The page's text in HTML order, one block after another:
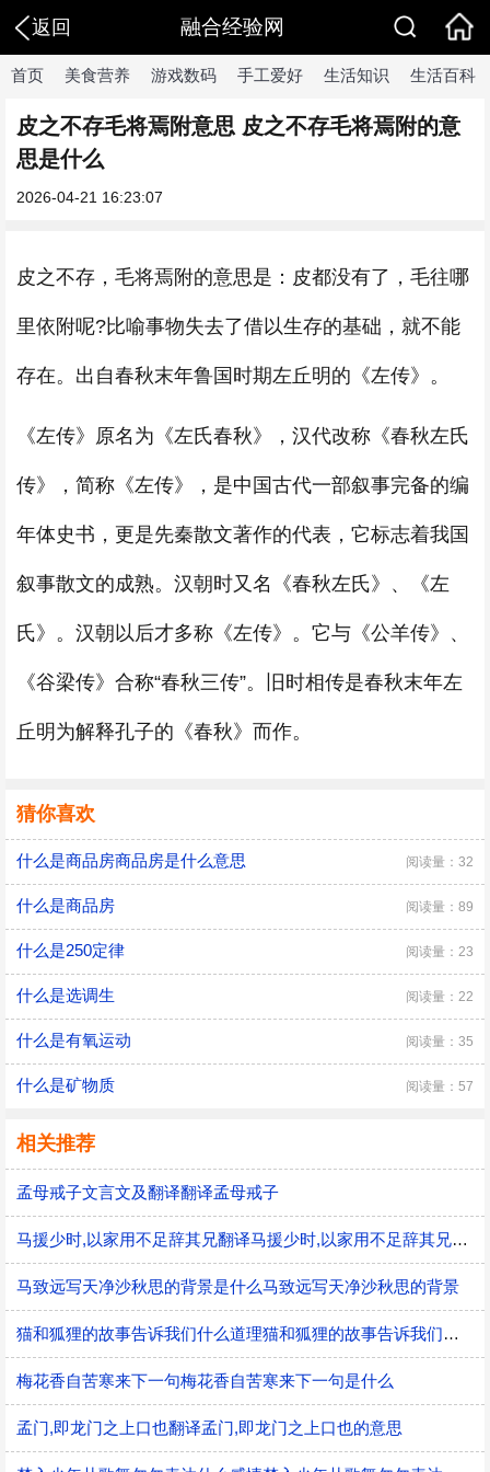
返回 融合经验网
首页 美食营养 游戏数码 手工爱好 生活知识 生活百科
皮之不存毛将焉附意思 皮之不存毛将焉附的意
思是什么
2026-04-21 16:23:07
皮之不存，毛将焉附的意思是：皮都没有了，毛往哪
里依附呢?比喻事物失去了借以生存的基础，就不能
存在。出自春秋末年鲁国时期左丘明的《左传》。
《左传》原名为《左氏春秋》，汉代改称《春秋左氏
传》，简称《左传》，是中国古代一部叙事完备的编
年体史书，更是先秦散文著作的代表，它标志着我国
叙事散文的成熟。汉朝时又名《春秋左氏》、《左
氏》。汉朝以后才多称《左传》。它与《公羊传》、
《谷梁传》合称“春秋三传”。旧时相传是春秋末年左
丘明为解释孔子的《春秋》而作。
猜你喜欢
什么是商品房商品房是什么意思 阅读量：32
什么是商品房 阅读量：89
什么是250定律 阅读量：23
什么是选调生 阅读量：22
什么是有氧运动 阅读量：35
什么是矿物质 阅读量：57
相关推荐
孟母戒子文言文及翻译翻译孟母戒子
马援少时,以家用不足辞其兄翻译马援少时,以家用不足辞其兄的意思
马致远写天净沙秋思的背景是什么马致远写天净沙秋思的背景
猫和狐狸的故事告诉我们什么道理猫和狐狸的故事告诉我们的道理
梅花香自苦寒来下一句梅花香自苦寒来下一句是什么
孟门,即龙门之上口也翻译孟门,即龙门之上口也的意思